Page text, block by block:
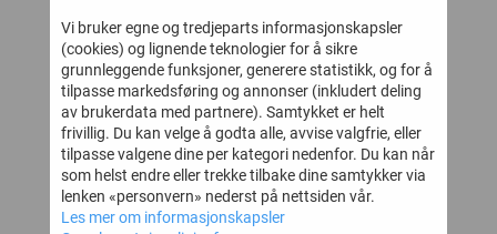
25%
Vi bruker egne og tredjeparts informasjonskapsler
(cookies) og lignende teknologier for å sikre
grunnleggende funksjoner, generere statistikk, og for å
tilpasse markedsføring og annonser (inkludert deling
av brukerdata med partnere). Samtykket er helt
frivillig. Du kan velge å godta alle, avvise valgfrie, eller
tilpasse valgene dine per kategori nedenfor. Du kan når
som helst endre eller trekke tilbake dine samtykker via
lenken «personvern» nederst på nettsiden vår.
Les mer om informasjonskapsler